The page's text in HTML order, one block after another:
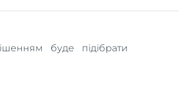
буде підібрати